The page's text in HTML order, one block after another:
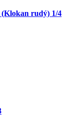
rudý) 1/4